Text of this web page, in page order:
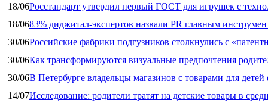
18/06Росстандарт утвердил первый ГОСТ для игрушек с
18/0683% диджитал‑экспертов назвали PR главным
30/06Российские фабрики подгузников столкнулись с
30/06Как трансформируются визуальные предпочтения
30/06В Петербурге владельцы магазинов с товарами для
14/07Исследование: родители тратят на детские товары в